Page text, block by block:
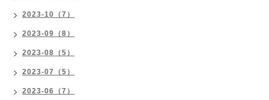
2023-10（7）
2023-09（8）
2023-08（5）
2023-07（5）
2023-06（7）